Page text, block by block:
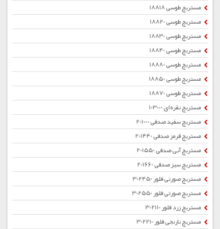
مستربچ طوسی 18818
مستربچ طوسی 18820
مستربچ طوسی 18830
مستربچ طوسی 18840
مستربچ طوسی 18880
مستربچ طوسی 18850
مستربچ طوسی 18870
مستربچ نقره ای 103000
مستربچ سفید صدفی 201000
مستربچ قرمز صدفی 201440
مستربچ آبی صدفی 201550
مستربچ سبز صدفی 201660
مستربچ صورتی فلور 302450
مستربچ صورتی فلور 302550
مستربچ زرد فلور 302110
مستربچ نارنجی فلور 302210